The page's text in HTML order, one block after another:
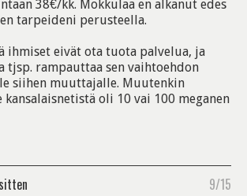
38€/kk. Mokkulaa en alkanut edes
tarpeideni perusteella.
ihmiset eivät ota tuota palvelua, ja
tjsp. rampauttaa sen vaihtoehdon
siihen muuttajalle. Muutenkin
kansalaisnetistä oli 10 vai 100 meganen
9/15